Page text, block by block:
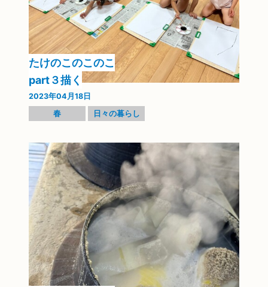
たけのこのこのこ
part３描く
2023年04月18日
春
日々の暮らし